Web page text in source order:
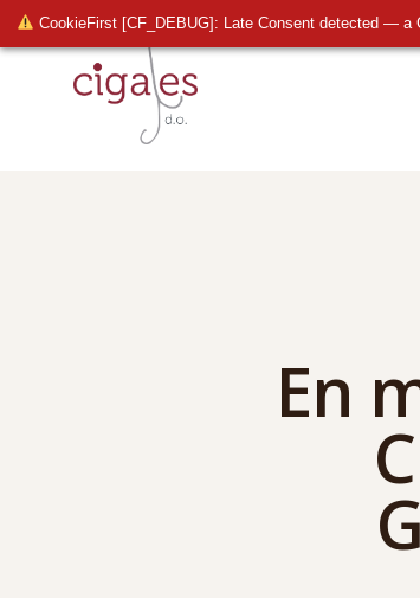
CookieFirst [CF_DEBUG]: Late Consent detected — a
En